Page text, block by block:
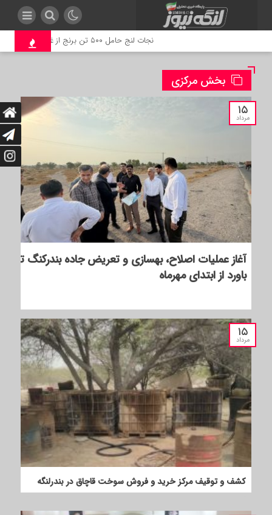
نجات لنج حامل ۵۰۰ تن برنج از غرق‌شدن در بندرلنگه
بخش مرکزی
۱۵
مرداد
آغاز عملیات اصلاح، بهسازی و تعریض جاده بندرکنگ تا
باورد از ابتدای مهرماه
۱۵
مرداد
کشف و توقیف مرکز خرید و فروش سوخت قاچاق در بندرلنگه